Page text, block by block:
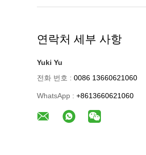
연락처 세부 사항
Yuki Yu
전화 번호 : 0086 13660621060
WhatsApp : +8613660621060